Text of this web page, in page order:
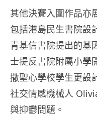
其他決賽入圍作品亦
包括港島民生書院設
青基信書院提出的基
士提反書院附屬小學
撒聖心學校學生更設
社交情感機械人
與抑鬱問題。